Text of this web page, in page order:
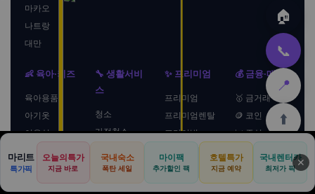
마카오
나트랑
대만
👶 육아·키즈
육아용품
아기옷
이유식
기저귀
유모차
🔧 생활서비
스
청소
가정청소
욕실청소
프리미엄청소
✨ 프리미엄
프리미엄
프리미엄렌탈
프라이빗
프라이빗다이
닝
💰 금융·매매
🥇 금거래
🪙 코인
📈 주식
📦 콜밴이사
🏠
📞
📍
⬆️
🏠
맛집
🏛️
관광
🛒
쿠팡
📞
문의
🏠
본사 호텔
🚗
렌터카
🛡️
보험
📢
광고
마리트
특가픽
오늘의특가
지금 바로
국내숙소
폭탄 세일
마이팩
추가할인 팩
호텔특가
지금 예약
국내렌터카
최저가 픽 ✕